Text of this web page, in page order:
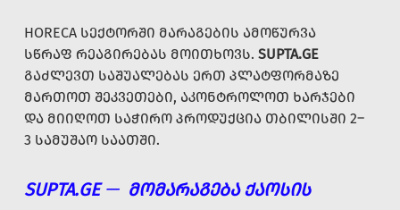
HORECA ᲡᲔᲥᲢᲝᲠᲨᲘ ᲛᲐᲠᲐᲒᲔᲑᲘᲡ ᲐᲛᲝᲬᲣᲠᲕᲐ
ᲡᲬᲠᲐᲤ ᲠᲔᲐᲒᲘᲠᲔᲑᲐᲡ ᲛᲝᲘᲗᲮᲝᲕᲡ. SUPTA.GE
ᲒᲐᲫᲚᲔᲕᲗ ᲡᲐᲨᲣᲐᲚᲔᲑᲐᲡ ᲔᲠᲗ ᲞᲚᲐᲢᲤᲝᲠᲛᲐᲖᲔ
ᲛᲐᲠᲗᲝᲗ ᲨᲔᲙᲕᲔᲗᲔᲑᲘ, ᲐᲙᲝᲜᲢᲠᲝᲚᲝᲗ ᲮᲐᲠᲯᲔᲑᲘ
ᲓᲐ ᲛᲘᲘᲦᲝᲗ ᲡᲐᲭᲘᲠᲝ ᲞᲠᲝᲓᲣᲥᲪᲘᲐ ᲗᲑᲘᲚᲘᲡᲨᲘ 2–
3 ᲡᲐᲛᲣᲨᲐᲝ ᲡᲐᲐᲗᲨᲘ.
SUPTA.GE— ᲛᲝᲛᲐᲠᲐᲒᲔᲑᲐ ᲥᲐᲝᲡᲘᲡ